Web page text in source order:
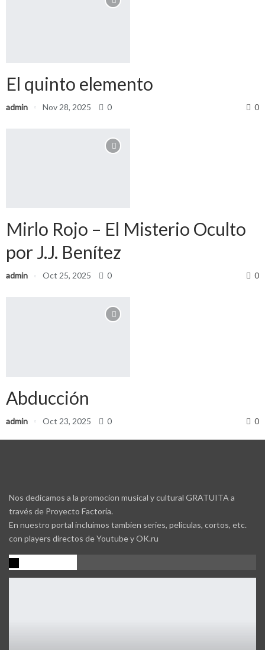
El quinto elemento
admin Nov 28, 2025 0 0
Mirlo Rojo – El Misterio Oculto
por J.J. Benítez
admin Oct 25, 2025 0 0
Abducción
admin Oct 23, 2025 0 0
Nos dedicamos a la promocion musical y cultural GRATUITA a
través de Proyecto Factoría.
En nuestro portal incluimos tambien series, peliculas, cortos, etc.
con players directos de Youtube y OK.ru